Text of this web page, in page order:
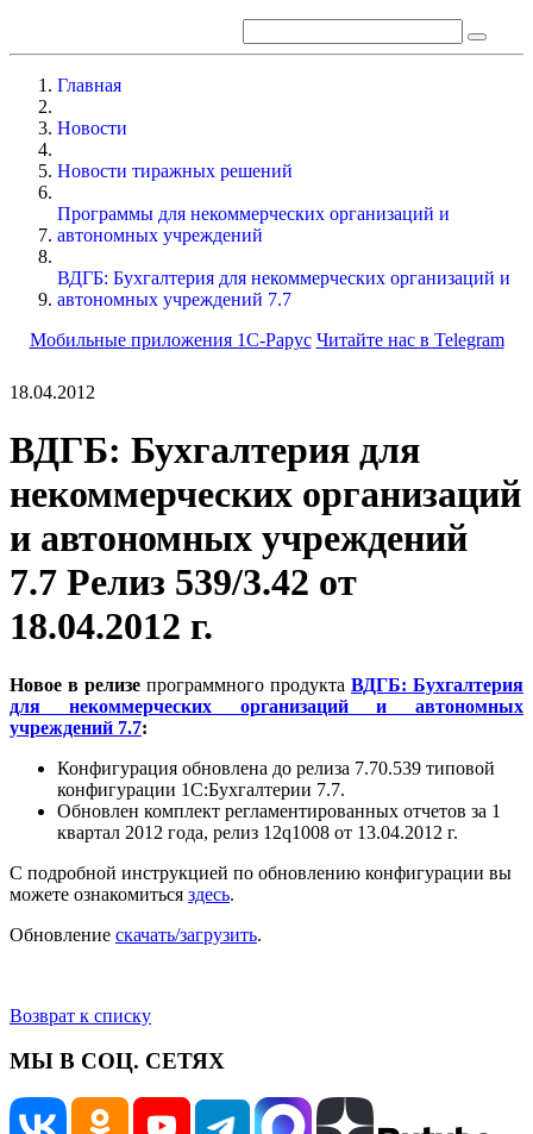
Главная
Новости
Новости тиражных решений
Программы для некоммерческих организаций и
автономных учреждений
ВДГБ: Бухгалтерия для некоммерческих организаций и
автономных учреждений 7.7
Мобильные приложения 1С-Рарус Читайте нас в Telegram
18.04.2012
ВДГБ: Бухгалтерия для
некоммерческих организаций
и автономных учреждений
7.7 Релиз 539/3.42 от
18.04.2012 г.
Новое в релизе программного продукта ВДГБ: Бухгалтерия
для некоммерческих организаций и автономных
учреждений 7.7:
Конфигурация обновлена до релиза 7.70.539 типовой
конфигурации 1С:Бухгалтерии 7.7.
Обновлен комплект регламентированных отчетов за 1
квартал 2012 года, релиз 12q1008 от 13.04.2012 г.
С подробной инструкцией по обновлению конфигурации вы
можете ознакомиться здесь.
Обновление скачать/загрузить.
Возврат к списку
МЫ В СОЦ. СЕТЯХ